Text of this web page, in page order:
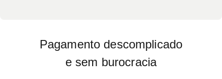
Pagamento descomplicado
e sem burocracia